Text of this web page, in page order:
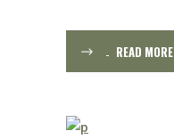
READ MORE